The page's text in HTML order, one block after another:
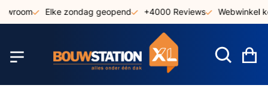
Elke zondag geopend +4000 Reviews Webwinkel